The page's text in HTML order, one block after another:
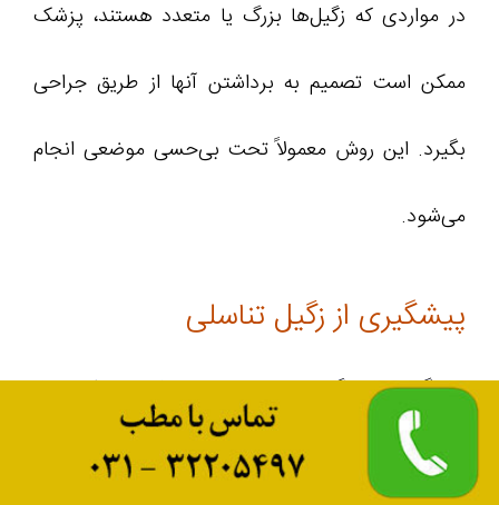
در مواردی که زگیل‌ها بزرگ یا متعدد هستند، پزشک
ممکن است تصمیم به برداشتن آنها از طریق جراحی
بگیرد. این روش معمولاً تحت بی‌حسی موضعی انجام
می‌شود.
پیشگیری از زگیل تناسلی
پیشگیری از زگیل تناسلی معمولا شامل ترکیبی از
روش‌های بهداشتی، رفتاری و واکسیناسیون است. در